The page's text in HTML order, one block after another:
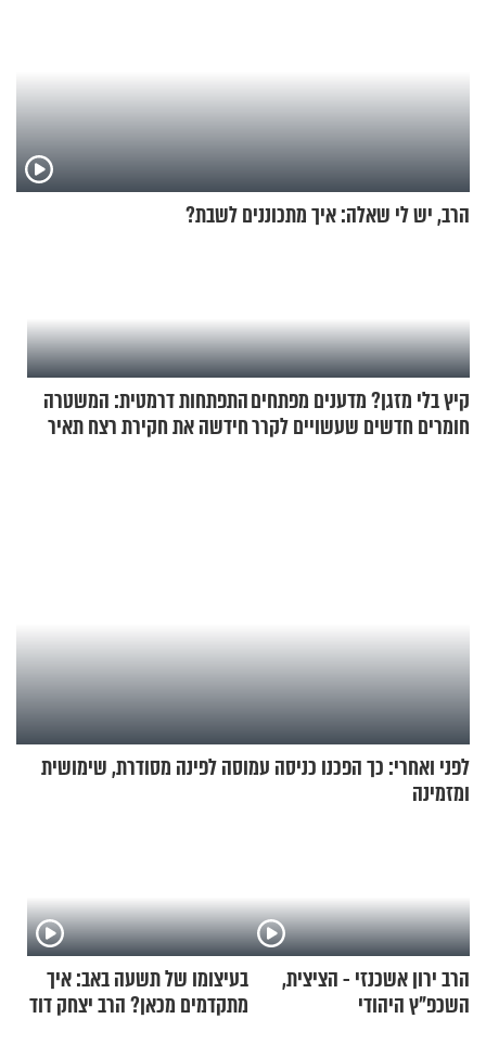
הרב, יש לי שאלה: איך מתכוננים לשבת?
קיץ בלי מזגן? מדענים מפתחים
חומרים חדשים שעשויים לקרר
התפתחות דרמטית: המשטרה
חידשה את חקירת רצח תאיר
לפני ואחרי: כך הפכנו כניסה עמוסה לפינה מסודרת, שימושית
ומזמינה
הרב ירון אשכנזי - הציצית,
השכפ"ץ היהודי
בעיצומו של תשעה באב: איך
מתקדמים מכאן? הרב יצחק דוד